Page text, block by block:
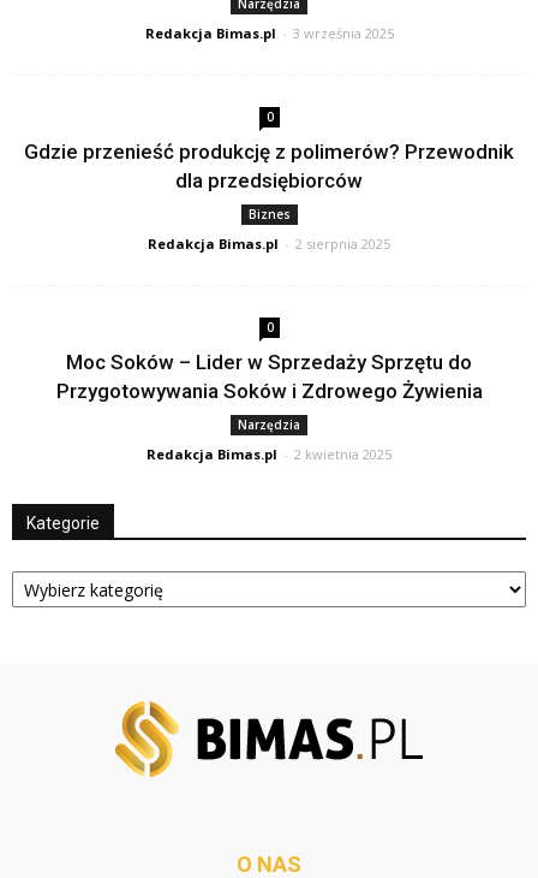
Narzędzia
Redakcja Bimas.pl - 3 września 2025
0
Gdzie przenieść produkcję z polimerów? Przewodnik
dla przedsiębiorców
Biznes
Redakcja Bimas.pl - 2 sierpnia 2025
0
Moc Soków – Lider w Sprzedaży Sprzętu do
Przygotowywania Soków i Zdrowego Żywienia
Narzędzia
Redakcja Bimas.pl - 2 kwietnia 2025
Kategorie
Kategorie
O NAS